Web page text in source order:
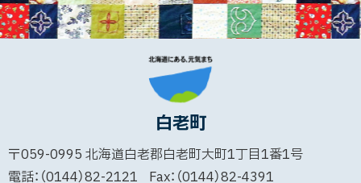
白老町
〒059-0995 北海道白老郡白老町大町1丁目1番1号
電話：（0144）82-2121
Fax：（0144）82-4391